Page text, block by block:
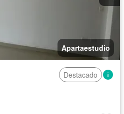
Apartaestudio
Destacado